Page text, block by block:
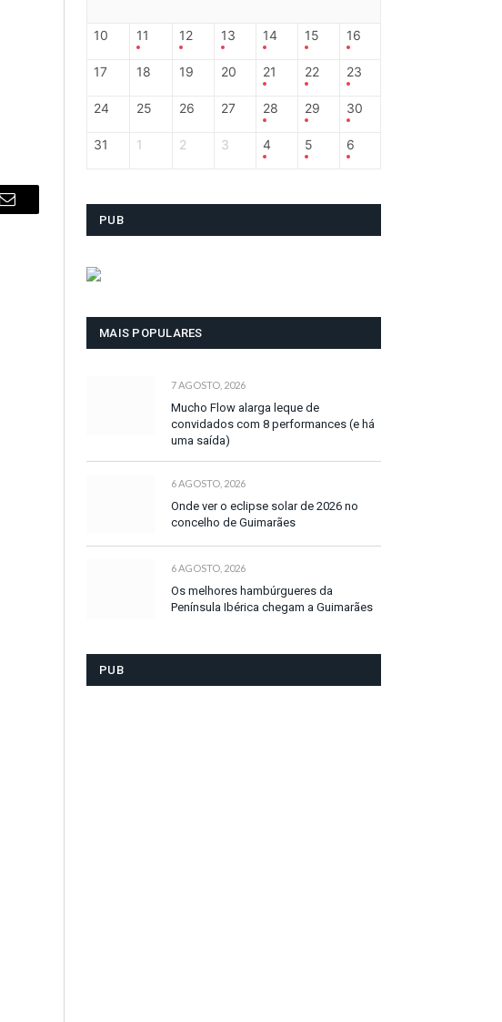
Email
10 11 12 13 14 15 16
17 18 19 20 21 22 23
24 25 26 27 28 29 30
31 1 2 3 4 5 6
PUB
MAIS POPULARES
7 AGOSTO, 2026
Mucho Flow alarga leque de
convidados com 8 performances (e há
uma saída)
6 AGOSTO, 2026
Onde ver o eclipse solar de 2026 no
concelho de Guimarães
6 AGOSTO, 2026
Os melhores hambúrgueres da
Península Ibérica chegam a Guimarães
PUB